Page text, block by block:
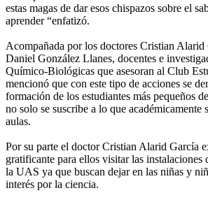
estas magas de dar esos chispazos sobre el
aprender “enfatizó.
Acompañada por los doctores Cristian
Daniel González Llanes, docentes e
Químico-Biológicas que asesoran al Club
mencionó que con este tipo de acciones se
formación de los estudiantes más pequeños
no solo se suscribe a lo que académicamente
aulas.
Por su parte el doctor Cristian Alarid García
gratificante para ellos visitar las instalaciones
la UAS ya que buscan dejar en las niñas y
interés por la ciencia.